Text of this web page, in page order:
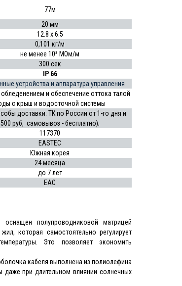
77м
20 мм
12.8 x 6.5
0,101 кг/м
не менее 10³ МОм/м
300 сек
IP 66
устройства и аппаратура управления
и обеспечение оттока талой
с крыш и водосточной системы
доставки: ТК по России от 1-го дня и
500 руб, самовывоз - бесплатно);
117370
EASTEC
Южная корея
24 месяца
до 7 лет
EAC
оснащен полупроводниковой матрицей
которая самостоятельно регулирует
Это позволяет экономить
кабеля выполнена из полиолефина
даже при длительном влиянии солнечных